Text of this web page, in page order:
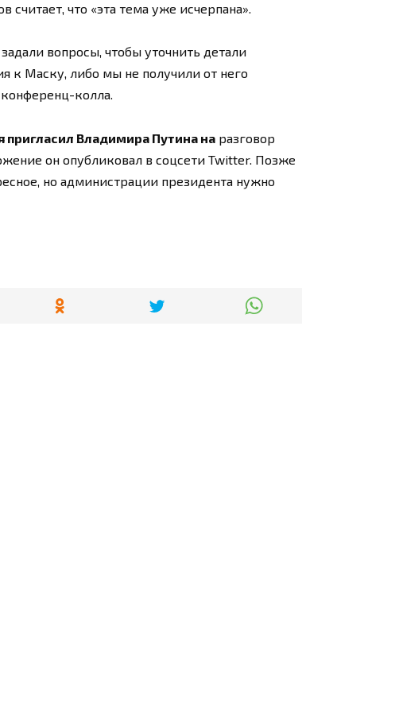
что «эта тема уже исчерпана».
вопросы, чтобы уточнить детали
к Маску, либо мы не получили от него
колла.
пригласил Владимира Путина на разговор
он опубликовал в соцсети Twitter. Позже
но администрации президента нужно